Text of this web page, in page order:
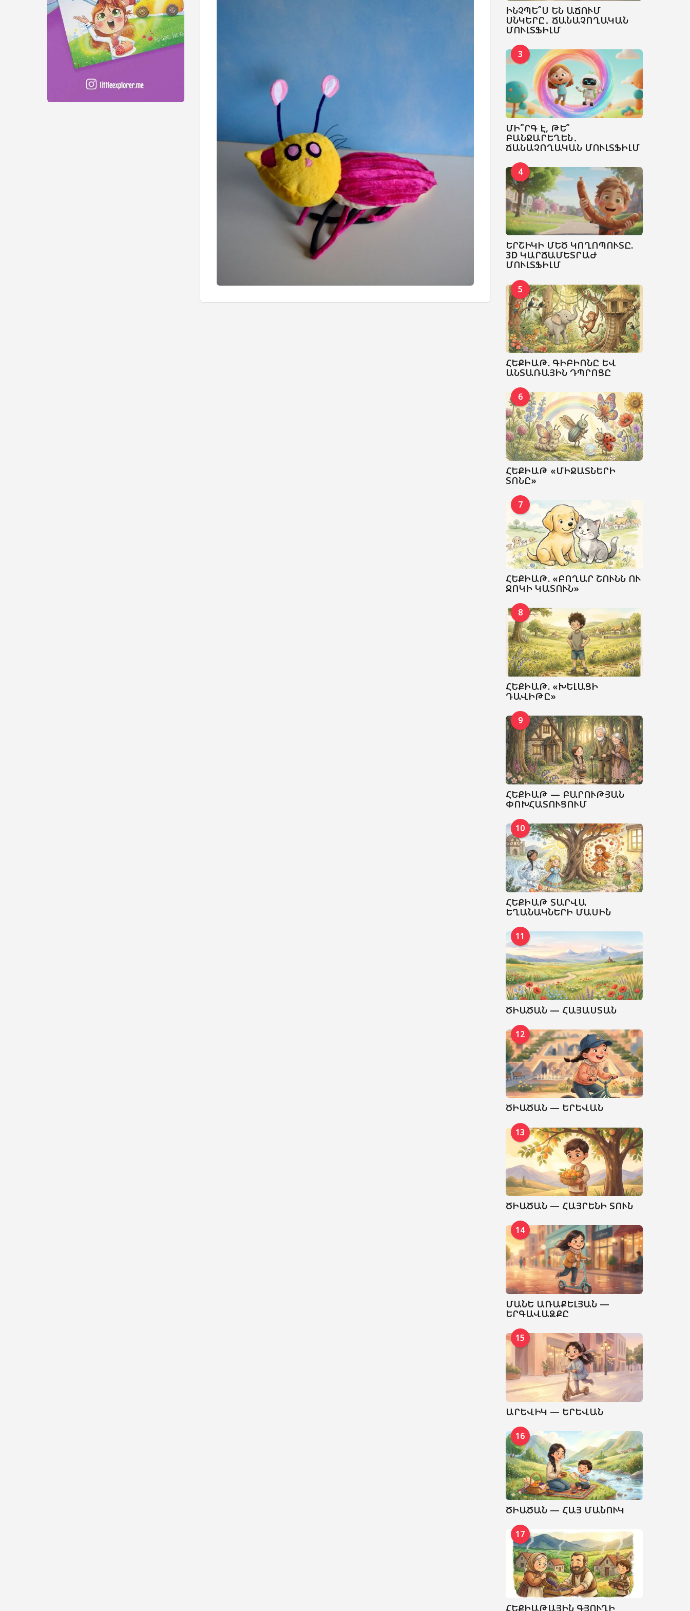
ԻՆՉՊԵ՞Ս ԵՆ ԱՃՈՒՄ
ՍՆԿԵՐԸ․ ՃԱՆԱՉՈՂԱԿԱՆ
ՄՈՒԼՏՖԻԼՄ
3
ՄԻ՞ՐԳ Է, ԹԵ՞
ԲԱՆՋԱՐԵՂԵՆ․
ՃԱՆԱՉՈՂԱԿԱՆ ՄՈՒԼՏՖԻԼՄ
4
ԵՐՇԻԿԻ ՄԵԾ ԿՈՂՈՊՈՒՏԸ.
3D ԿԱՐՃԱՄԵՏՐԱԺ
ՄՈՒԼՏՖԻԼՄ
5
ՀԵՔԻԱԹ. ԳԻԲԻՈՆԸ ԵՎ
ԱՆՏԱՌԱՅԻՆ ԴՊՐՈՑԸ
6
ՀԵՔԻԱԹ «ՄԻՋԱՏՆԵՐԻ
ՏՈՆԸ»
7
ՀԵՔԻԱԹ. «ԲՈՂԱՐ ՇՈՒՆՆ ՈՒ
ՋՈԿԻ ԿԱՏՈՒՆ»
8
ՀԵՔԻԱԹ. «ԽԵԼԱՑԻ
ԴԱՎԻԹԸ»
9
ՀԵՔԻԱԹ — ԲԱՐՈՒԹՅԱՆ
ՓՈԽՀԱՏՈՒՑՈՒՄ
10
ՀԵՔԻԱԹ ՏԱՐՎԱ
ԵՂԱՆԱԿՆԵՐԻ ՄԱՍԻՆ
11
ԾԻԱԾԱՆ — ՀԱՅԱՍՏԱՆ
12
ԾԻԱԾԱՆ — ԵՐԵՎԱՆ
13
ԾԻԱԾԱՆ — ՀԱՅՐԵՆԻ ՏՈՒՆ
14
ՄԱՆԵ ԱՌԱՔԵԼՅԱՆ —
ԵՐԳԱՎԱԶՔԸ
15
ԱՐԵՎԻԿ — ԵՐԵՎԱՆ
16
ԾԻԱԾԱՆ — ՀԱՅ ՄԱՆՈՒԿ
17
ՀԵՔԻԱԹԱՅԻՆ ԳՅՈՒՂԻ